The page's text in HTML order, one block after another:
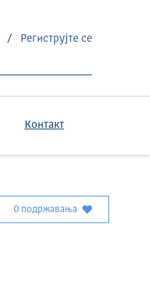
/ Региструјте се
Контакт
0 подржавања